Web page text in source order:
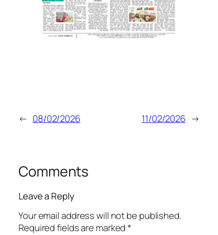
← 08/02/2026 11/02/2026 →
Comments
Leave a Reply
Your email address will not be published.
Required fields are marked*